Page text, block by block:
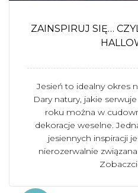
ZAINSPIRUJ SIĘ…
Jesień to idealny okres
Dary natury, jakie
roku można w
dekoracje weselne.
jesiennych inspiracji
nierozerwalnie